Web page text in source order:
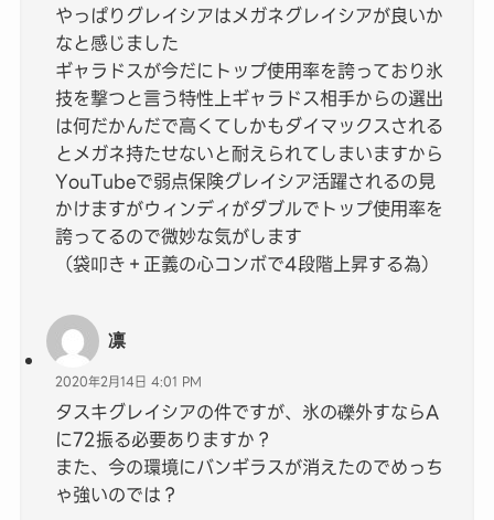
やっぱりグレイシアはメガネグレイシアが良いか
なと感じました
ギャラドスが今だにトップ使用率を誇っており氷
技を撃つと言う特性上ギャラドス相手からの選出
は何だかんだで高くてしかもダイマックスされる
とメガネ持たせないと耐えられてしまいますから
YouTubeで弱点保険グレイシア活躍されるの見
かけますがウィンディがダブルでトップ使用率を
誇ってるので微妙な気がします
（袋叩き＋正義の心コンボで4段階上昇する為）
凛
2020年2月14日 4:01 PM
タスキグレイシアの件ですが、氷の礫外すならA
に72振る必要ありますか？
また、今の環境にバンギラスが消えたのでめっち
ゃ強いのでは？